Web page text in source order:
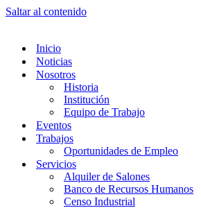
Saltar al contenido
Inicio
Noticias
Nosotros
Historia
Institución
Equipo de Trabajo
Eventos
Trabajos
Oportunidades de Empleo
Servicios
Alquiler de Salones
Banco de Recursos Humanos
Censo Industrial